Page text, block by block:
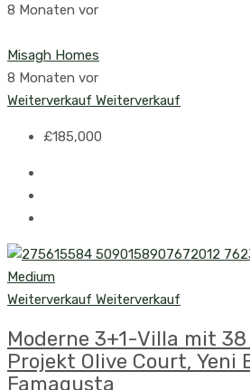
8 Monaten vor
Misagh Homes
8 Monaten vor
Weiterverkauf Weiterverkauf
£185,000
Weiterverkauf Weiterverkauf
Moderne 3+1-Villa mit 38
Projekt Olive Court, Yeni
Famagusta